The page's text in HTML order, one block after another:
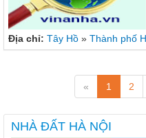
Địa chỉ: Tây Hồ » Thành phố
« 1 2
NHÀ ĐẤT HÀ NỘI